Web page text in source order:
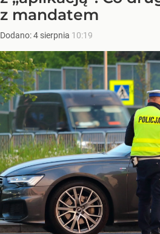
z mandatem
Dodano:4 sierpnia 10:19